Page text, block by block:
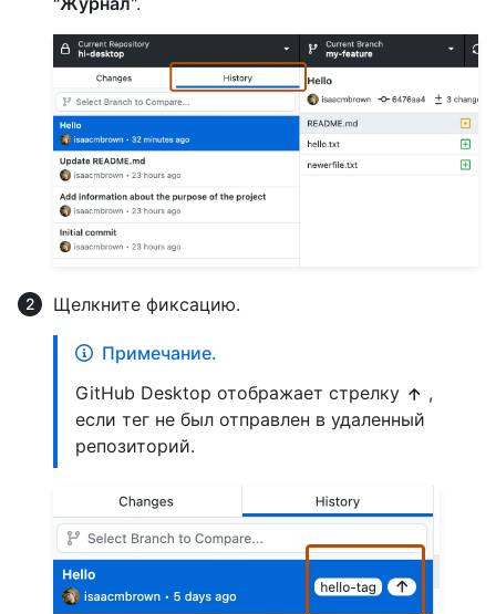
Щелкните фиксацию.
Примечание.
GitHub Desktop отображает стрелку
,
если тег не был отправлен в удаленный
репозиторий.